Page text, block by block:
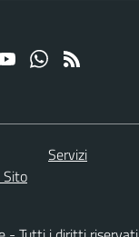
Servizi
Sito